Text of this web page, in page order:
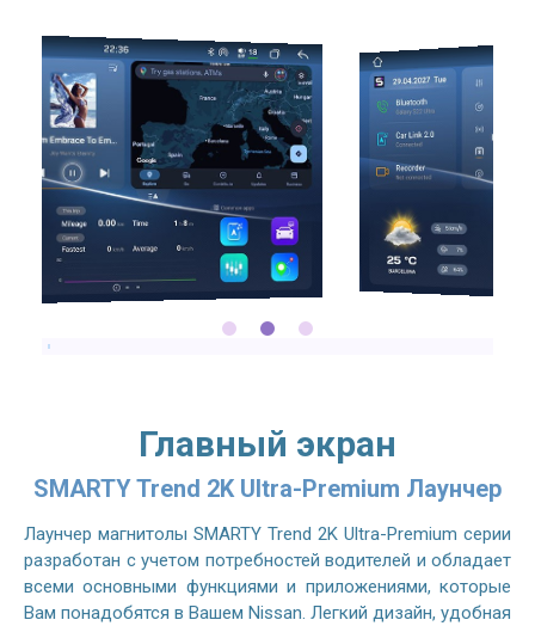
2.7GHZ CPU
Главный экран
SMARTY Trend 2K Ultra-Premium Лаунчер
Лаунчер магнитолы SMARTY Trend 2K Ultra-Premium серии
разработан с учетом потребностей водителей и обладает
всеми основными функциями и приложениями, которые
Вам понадобятся в Вашем Nissan. Легкий дизайн, удобная